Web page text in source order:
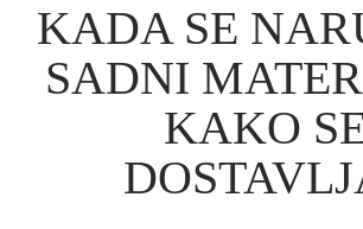
KADA SE
SADNI
KAKO